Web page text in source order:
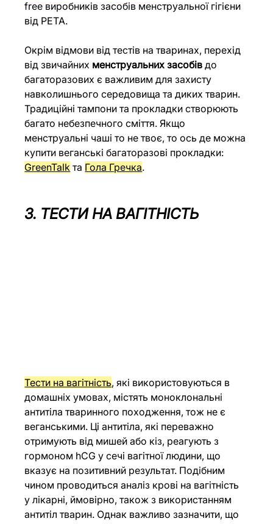
free виробників засобів менструальної гігієни
від PETA.
Окрім відмови від тестів на тваринах, перехід
від звичайних менструальних засобів до
багаторазових є важливим для захисту
навколишнього середовища та диких тварин.
Традиційні тампони та прокладки створюють
багато небезпечного сміття. Якщо
менструальні чаші то не твоє, то ось де можна
купити веганські багаторазові прокладки:
GreenTalk та Гола Гречка.
3. ТЕСТИ НА ВАГІТНІСТЬ
Тести на вагітність, які використовуються в
домашніх умовах, містять моноклональні
антитіла тваринного походження, тож не є
веганськими. Ці антитіла, які переважно
отримують від мишей або кіз, реагують з
гормоном hCG у сечі вагітної людини, що
вказує на позитивний результат. Подібним
чином проводиться аналіз крові на вагітність
у лікарні, ймовірно, також з використанням
антитіл тварин. Однак важливо зазначити, що